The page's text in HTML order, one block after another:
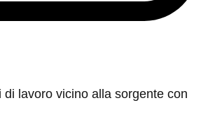
di lavoro vicino alla sorgente con